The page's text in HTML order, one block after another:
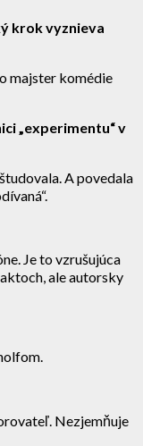
krok vyznieva
majster komédie
„experimentu“ v
A povedala
Je to vzrušujúca
ale autorsky
Nezjemňuje